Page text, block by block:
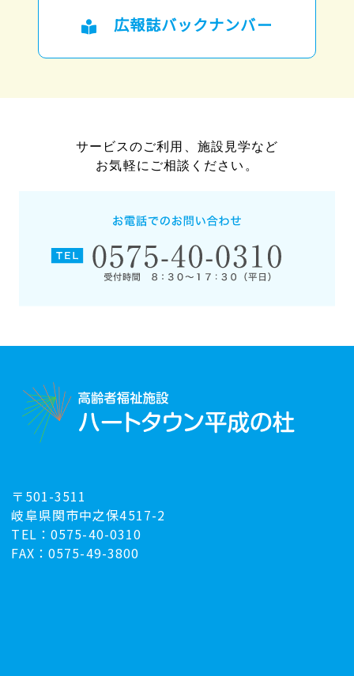
広報誌バックナンバー
サービスのご利用、施設見学など
お気軽にご相談ください。
〒501-3511
岐阜県関市中之保4517-2
TEL：0575-40-0310
FAX：0575-49-3800